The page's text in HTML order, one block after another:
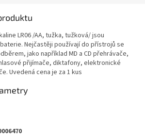
LR06 /AA, tužka, tužková/ jsou
Nejčastěji používají do přístrojů se
jako například MD a CD přehrávače,
přijímače, diktafony, elektronické
Uvedená cena je za 1 kus